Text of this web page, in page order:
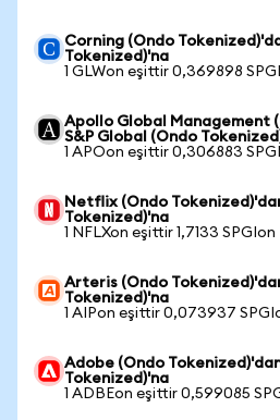
Corning (Ondo
Tokenized)'na
1 GLWon eşittir 0,369898
Apollo Global Management
S&P Global (Ondo
1 APOon eşittir 0,306883
Netflix (Ondo
Tokenized)'na
1 NFLXon eşittir 1,7133 SPGIon
Arteris (Ondo
Tokenized)'na
1 AIPon eşittir 0,073937
Adobe (Ondo
Tokenized)'na
1 ADBEon eşittir 0,599085